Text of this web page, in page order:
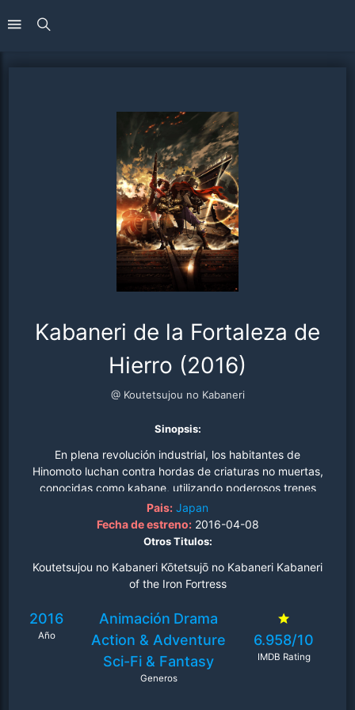
Kabaneri de la Fortaleza de
Hierro (2016)
@ Koutetsujou no Kabaneri
Sinopsis:
En plena revolución industrial, los habitantes de
Hinomoto luchan contra hordas de criaturas no muertas,
conocidas como kabane, utilizando poderosos trenes
acorazados..
Pais: Japan
Fecha de estreno:2016-04-08
Otros Titulos:
Koutetsujou no Kabaneri Kōtetsujō no Kabaneri Kabaneri
of the Iron Fortress
2016
Año
Animación Drama
Action & Adventure
Sci-Fi & Fantasy
Generos
6.958/10
IMDB Rating